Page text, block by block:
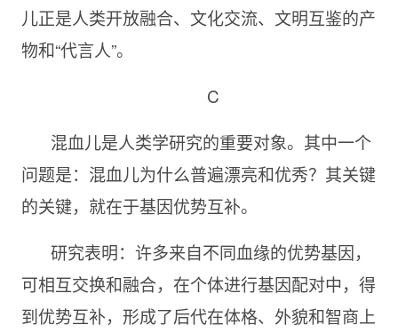
儿正是人类开放融合、文化交流、文明互鉴的产
物和“代言人”。
C
混血儿是人类学研究的重要对象。其中一个
问题是：混血儿为什么普遍漂亮和优秀？其关键
的关键，就在于基因优势互补。
研究表明：许多来自不同血缘的优势基因，
可相互交换和融合，在个体进行基因配对中，得
到优势互补，形成了后代在体格、外貌和智商上